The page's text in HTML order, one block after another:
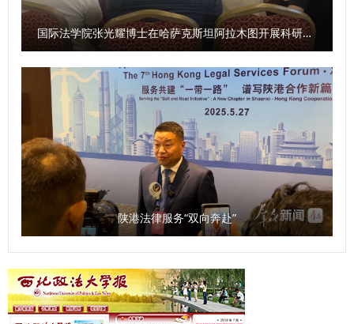
国际法学院张光耀博士在哈萨克斯坦阿拉木图开展科研与社会服务活动
陕港法律服务“双向奔赴”